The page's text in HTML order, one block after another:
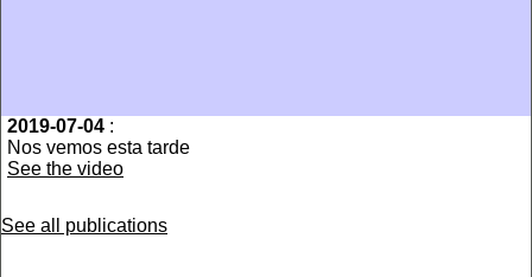
2019-07-04 :
Nos vemos esta tarde
See the video
See all publications